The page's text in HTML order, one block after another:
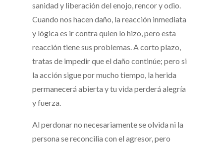
sanidad y liberación del enojo, rencor y odio.
Cuando nos hacen daño, la reacción inmediata
y lógica es ir contra quien lo hizo, pero esta
reacción tiene sus problemas. A corto plazo,
tratas de impedir que el daño continúe; pero si
la acción sigue por mucho tiempo, la herida
permanecerá abierta y tu vida perderá alegría
y fuerza.
Al perdonar no necesariamente se olvida ni la
persona se reconcilia con el agresor, pero